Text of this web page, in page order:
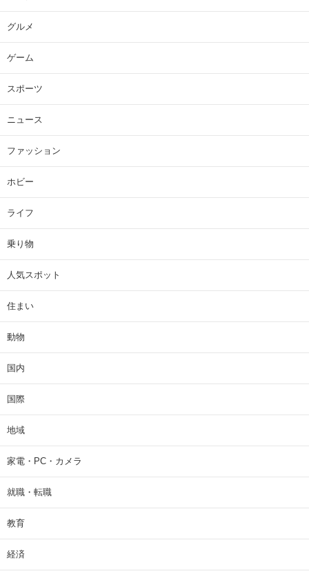
グルメ
ゲーム
スポーツ
ニュース
ファッション
ホビー
ライフ
乗り物
人気スポット
住まい
動物
国内
国際
地域
家電・PC・カメラ
就職・転職
教育
経済